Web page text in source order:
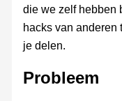
die we zelf hebben
hacks van anderen
je delen.
Probleem